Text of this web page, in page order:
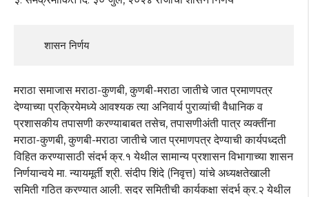
      शासन निर्णय
मराठा समाजास मराठा-कुणबी, कुणबी-मराठा जातीचे जात प्रमाणपत्र
देण्याच्या प्रक्रियेमध्ये आवश्यक त्या अनिवार्य पुराव्यांची वैधानिक व
प्रशासकीय तपासणी करण्याबाबत तसेच, तपासणीअंती पात्र व्यक्तींना
मराठा-कुणबी, कुणबी-मराठा जातीचे जात प्रमाणपत्र देण्याची कार्यपध्दती
विहित करण्यासाठी संदर्भ क्र.१ येथील सामान्य प्रशासन विभागाच्या शासन
निर्णयान्वये मा. न्यायमूर्ती श्री. संदीप शिंदे (निवृत्त) यांचे अध्यक्षतेखाली
समिती गठित करण्यात आली. सदर समितीची कार्यकक्षा संदर्भ क्र.२ येथील